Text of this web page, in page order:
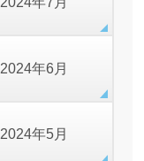
2024年6月
2024年5月